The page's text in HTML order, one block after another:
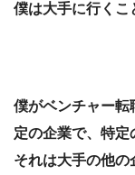
僕は大手に行くこ
僕がベンチャー転
定の企業で、特定
それは大手の他